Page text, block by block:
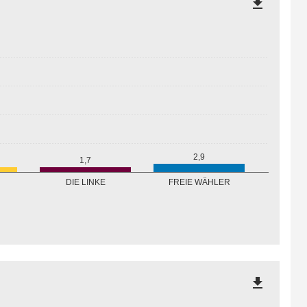
DIE LINKE FREIE WÄHLER
1,7 2,9
file_download
file_download